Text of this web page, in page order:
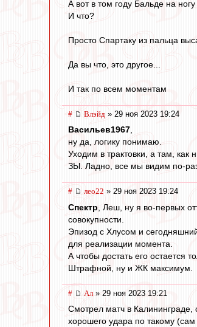
А вот в том году Бальде на
И что?
Просто Спартаку из пальца
Да вы что, это другое...
И так по всем моментам
# Влэйд » 29 ноя 2023 19:24
Васильев1967,
ну да, логику понимаю.
Уходим в трактовки, а там, как
ЗЫ. Ладно, все мы видим по-
# лео22 » 29 ноя 2023 19:24
Спектр , Леш, ну я во-первых
совокупности.
Эпизод с Хлусом и
для реализации момента.
А чтобы достать его остается
Штрафной, ну и ЖК максимум.
# Ал » 29 ноя 2023 19:21
Смотрел матч в Калининграде,
хорошего удара по такому